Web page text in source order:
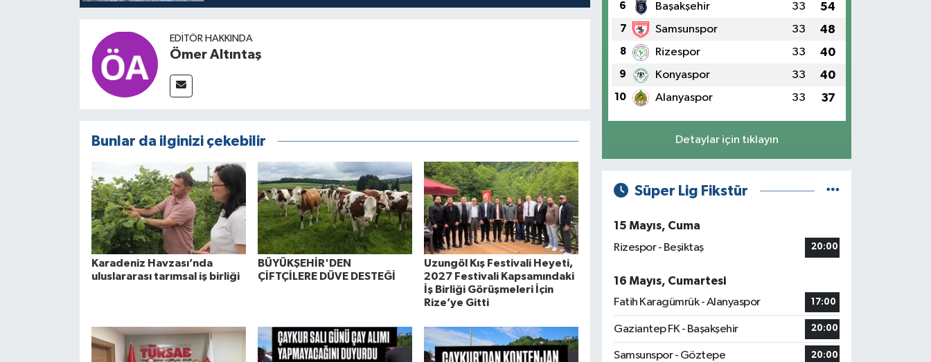
EDITÖR HAKKINDA
Ömer Altıntaş
Bunlar da ilginizi çekebilir
Karadeniz Havzası’nda
uluslararası tarımsal iş birliği
BÜYÜKŞEHİR'DEN
ÇİFTÇİLERE DÜVE DESTEĞİ
Uzungöl Kış Festivali Heyeti,
2027 Festivali Kapsamındaki
İş Birliği Görüşmeleri İçin
Rize’ye Gitti
6 Başakşehir 33 54
7 Samsunspor 33 48
8 Rizespor 33 40
9 Konyaspor 33 40
10 Alanyaspor 33 37
Detaylar için tıklayın
Süper Lig Fikstür
15 Mayıs, Cuma
Rizespor - Beşiktaş
20:00
16 Mayıs, Cumartesi
Fatih Karagümrük - Alanyaspor
17:00
Gaziantep FK - Başakşehir 20:00
Samsunspor - Göztepe 20:00